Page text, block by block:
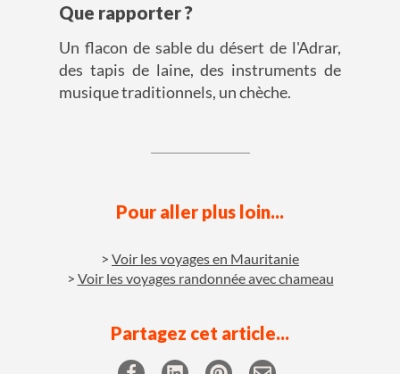
Que rapporter ?
Un flacon de sable du désert de l'Adrar,
des tapis de laine, des instruments de
musique traditionnels, un chèche.
Pour aller plus loin...
Voir les voyages en Mauritanie
Voir les voyages randonnée avec chameau
Partagez cet article...